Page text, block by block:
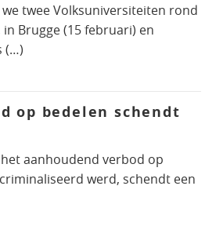
twee Volksuniversiteiten rond
Brugge (15 februari) en
(…)
op bedelen schendt
aanhoudend verbod op
werd, schendt een